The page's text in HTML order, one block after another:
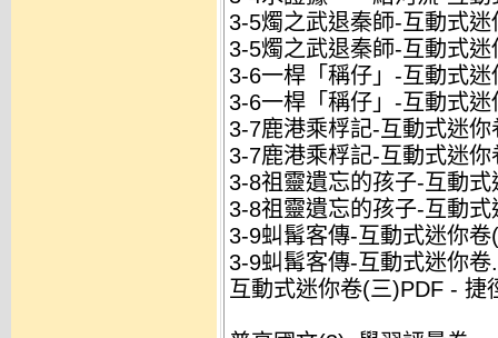
3-5燭之武退秦師-互動式
3-5燭之武退秦師-互動式迷
3-6一桿「稱仔」-互動式
3-6一桿「稱仔」-互動式迷
3-7鹿港乘桴記-互動式迷
3-7鹿港乘桴記-互動式迷你
3-8祖靈遺忘的孩子-互動
3-8祖靈遺忘的孩子-互動
3-9虯髯客傳-互動式迷你
3-9虯髯客傳-互動式迷你卷
互動式迷你卷(三)PDF - 捷